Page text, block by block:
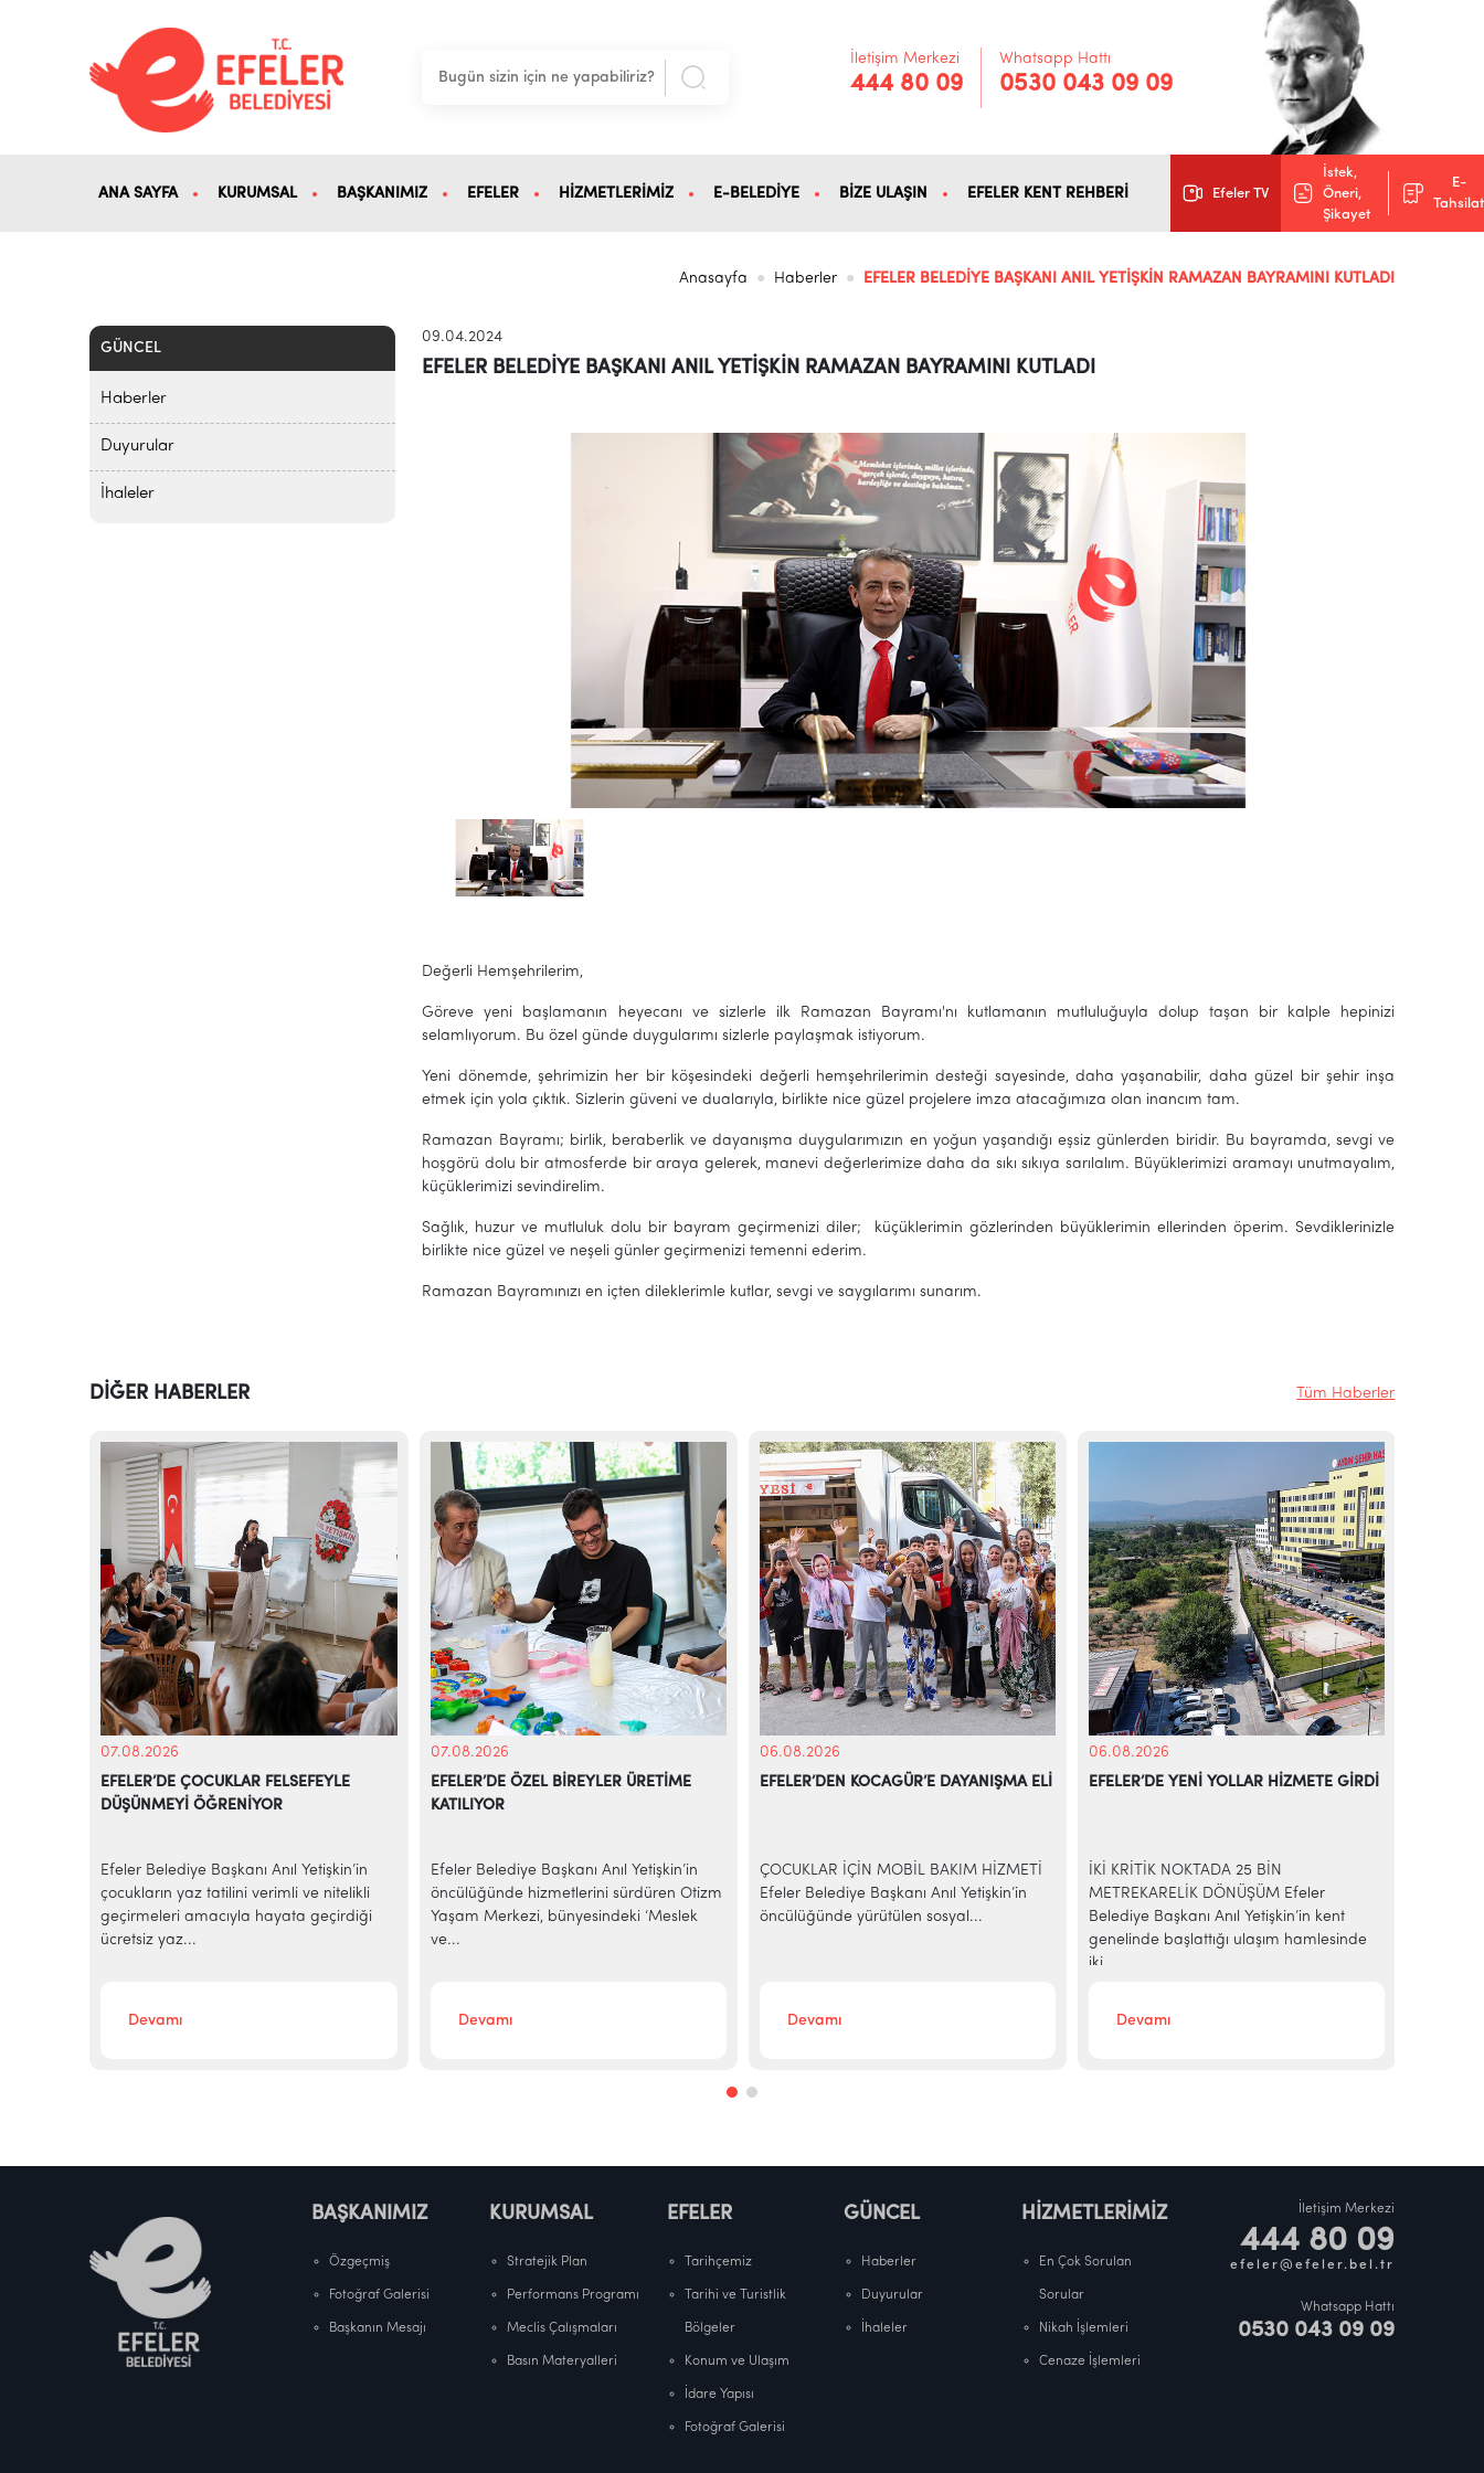
İletişim Merkezi
444 80 09
Whatsapp Hattı
0530 043 09 09
ANA SAYFA KURUMSAL BAŞKANIMIZ EFELER HİZMETLERİMİZ E-BELEDİYE BİZE ULAŞIN EFELER KENT REHBERİ Efeler TV
İstek,
Öneri,
Şikayet
E-
Tahsilat
Anasayfa Haberler EFELER BELEDİYE BAŞKANI ANIL YETİŞKİN RAMAZAN BAYRAMINI KUTLADI
GÜNCEL
Haberler
Duyurular
İhaleler
09.04.2024
EFELER BELEDİYE BAŞKANI ANIL YETİŞKİN RAMAZAN BAYRAMINI KUTLADI
Değerli Hemşehrilerim,
Göreve yeni başlamanın heyecanı ve sizlerle ilk Ramazan Bayramı'nı kutlamanın mutluluğuyla dolup taşan bir kalple hepinizi
selamlıyorum. Bu özel günde duygularımı sizlerle paylaşmak istiyorum.
Yeni dönemde, şehrimizin her bir köşesindeki değerli hemşehrilerimin desteği sayesinde, daha yaşanabilir, daha güzel bir şehir inşa
etmek için yola çıktık. Sizlerin güveni ve dualarıyla, birlikte nice güzel projelere imza atacağımıza olan inancım tam.
Ramazan Bayramı; birlik, beraberlik ve dayanışma duygularımızın en yoğun yaşandığı eşsiz günlerden biridir. Bu bayramda, sevgi ve
hoşgörü dolu bir atmosferde bir araya gelerek, manevi değerlerimize daha da sıkı sıkıya sarılalım. Büyüklerimizi aramayı unutmayalım,
küçüklerimizi sevindirelim.
Sağlık, huzur ve mutluluk dolu bir bayram geçirmenizi diler; küçüklerimin gözlerinden büyüklerimin ellerinden öperim. Sevdiklerinizle
birlikte nice güzel ve neşeli günler geçirmenizi temenni ederim.
Ramazan Bayramınızı en içten dileklerimle kutlar, sevgi ve saygılarımı sunarım.
DİĞER HABERLER Tüm Haberler
07.08.2026
EFELER’DE ÇOCUKLAR FELSEFEYLE
DÜŞÜNMEYİ ÖĞRENİYOR
Efeler Belediye Başkanı Anıl Yetişkin’in
çocukların yaz tatilini verimli ve nitelikli
geçirmeleri amacıyla hayata geçirdiği
ücretsiz yaz...
Devamı
07.08.2026
EFELER’DE ÖZEL BİREYLER ÜRETİME
KATILIYOR
Efeler Belediye Başkanı Anıl Yetişkin’in
öncülüğünde hizmetlerini sürdüren Otizm
Yaşam Merkezi, bünyesindeki ‘Meslek
ve...
Devamı
06.08.2026
EFELER’DEN KOCAGÜR’E DAYANIŞMA ELİ
ÇOCUKLAR İÇİN MOBİL BAKIM HİZMETİ
Efeler Belediye Başkanı Anıl Yetişkin’in
öncülüğünde yürütülen sosyal...
Devamı
06.08.2026
EFELER’DE YENİ YOLLAR HİZMETE GİRDİ
İKİ KRİTİK NOKTADA 25 BİN
METREKARELİK DÖNÜŞÜM Efeler
Belediye Başkanı Anıl Yetişkin’in kent
genelinde başlattığı ulaşım hamlesinde
iki...
Devamı
BAŞKANIMIZ
Özgeçmiş
Fotoğraf Galerisi
Başkanın Mesajı
KURUMSAL
Stratejik Plan
Performans Programı
Meclis Çalışmaları
Basın Materyalleri
EFELER
Tarihçemiz
Tarihi ve Turistlik
Bölgeler
Konum ve Ulaşım
İdare Yapısı
Fotoğraf Galerisi
GÜNCEL
Haberler
Duyurular
İhaleler
HİZMETLERİMİZ
En Çok Sorulan
Sorular
Nikah İşlemleri
Cenaze İşlemleri
İletişim Merkezi
444 80 09
efeler@efeler.bel.tr
Whatsapp Hattı
0530 043 09 09